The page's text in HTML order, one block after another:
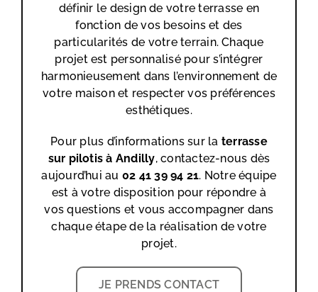
définir le design de votre terrasse en
fonction de vos besoins et des
particularités de votre terrain. Chaque
projet est personnalisé pour s’intégrer
harmonieusement dans l’environnement de
votre maison et respecter vos préférences
esthétiques.
Pour plus d’informations sur la terrasse
sur pilotis à Andilly, contactez-nous dès
aujourd’hui au 02 41 39 94 21. Notre équipe
est à votre disposition pour répondre à
vos questions et vous accompagner dans
chaque étape de la réalisation de votre
projet.
JE PRENDS CONTACT